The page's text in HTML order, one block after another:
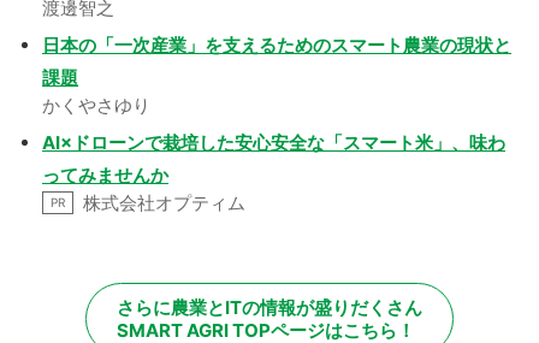
渡邊智之
日本の「一次産業」を支えるためのスマート農業の現状と
課題
かくやさゆり
AI×ドローンで栽培した安心安全な「スマート米」、味わ
ってみませんか
PR 株式会社オプティム
さらに農業とITの情報が盛りだくさん
SMART AGRI TOPページはこちら！